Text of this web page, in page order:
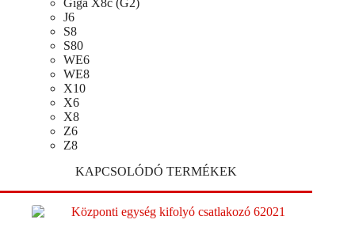
Giga X8c (G2)
J6
S8
S80
WE6
WE8
X10
X6
X8
Z6
Z8
KAPCSOLÓDÓ TERMÉKEK